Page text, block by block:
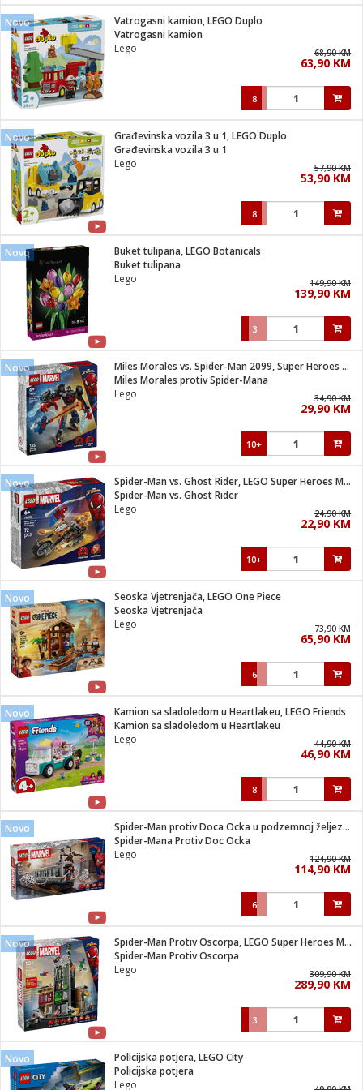
metar
aparati
mesa
kafu
ostalo
pribor
pribor
Vitrine
Sušilica
/ Zdravlje
za kosu
brijanje
program
pribor
materijal
i kutije
i oprema
gorivo
100
brave
Novo
Vatrogasni kamion, LEGO Duplo
Vatrogasni kamion
Lego
68,90 KM
63,90 KM
8
Novo
Građevinska vozila 3 u 1, LEGO Duplo
Građevinska vozila 3 u 1
Lego
57,90 KM
53,90 KM
8
Novo
Buket tulipana, LEGO Botanicals
Buket tulipana
Lego
149,90 KM
139,90 KM
3
Novo
Miles Morales vs. Spider-Man 2099, Super Heroes Marvel
Miles Morales protiv Spider-Mana
Lego
34,90 KM
29,90 KM
10+
Novo
Spider-Man vs. Ghost Rider, LEGO Super Heroes Marvel
Spider-Man vs. Ghost Rider
Lego
24,90 KM
22,90 KM
10+
Novo
Seoska Vjetrenjača, LEGO One Piece
Seoska Vjetrenjača
Lego
73,90 KM
65,90 KM
6
Novo
Kamion sa sladoledom u Heartlakeu, LEGO Friends
Kamion sa sladoledom u Heartlakeu
Lego
44,90 KM
46,90 KM
8
Novo
Spider-Man protiv Doca Ocka u podzemnoj željeznici
Spider-Mana Protiv Doc Ocka
Lego
124,90 KM
114,90 KM
6
Novo
Spider-Man Protiv Oscorpa, LEGO Super Heroes Marvel
Spider-Man Protiv Oscorpa
Lego
309,90 KM
289,90 KM
3
Novo
Policijska potjera, LEGO City
Policijska potjera
Lego